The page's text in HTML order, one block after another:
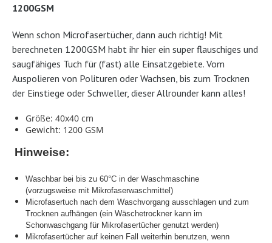
1200GSM
Wenn schon Microfasertücher, dann auch richtig! Mit
berechneten 1200GSM habt ihr hier ein super flauschiges und
saugfähiges Tuch für (fast) alle Einsatzgebiete. Vom
Auspolieren von Polituren oder Wachsen, bis zum Trocknen
der Einstiege oder Schweller, dieser Allrounder kann alles!
Größe: 40x40 cm
Gewicht: 1200 GSM
Hinweise:
Waschbar bei bis zu 60°C in der Waschmaschine
(vorzugsweise mit Mikrofaserwaschmittel)
Microfasertuch nach dem Waschvorgang ausschlagen und zum
Trocknen aufhängen (ein Wäschetrockner kann im
Schonwaschgang für Mikrofasertücher genutzt werden)
Mikrofasertücher auf keinen Fall weiterhin benutzen, wenn